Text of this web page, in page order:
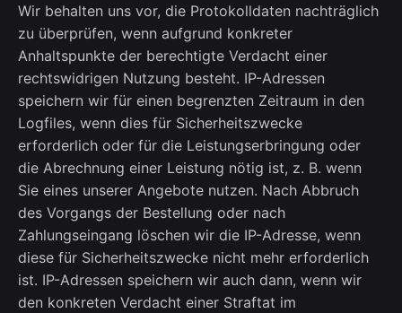
Wir behalten uns vor, die Protokolldaten nachträglich
zu überprüfen, wenn aufgrund konkreter
Anhaltspunkte der berechtigte Verdacht einer
rechtswidrigen Nutzung besteht. IP-Adressen
speichern wir für einen begrenzten Zeitraum in den
Logfiles, wenn dies für Sicherheitszwecke
erforderlich oder für die Leistungserbringung oder
die Abrechnung einer Leistung nötig ist, z. B. wenn
Sie eines unserer Angebote nutzen. Nach Abbruch
des Vorgangs der Bestellung oder nach
Zahlungseingang löschen wir die IP-Adresse, wenn
diese für Sicherheitszwecke nicht mehr erforderlich
ist. IP-Adressen speichern wir auch dann, wenn wir
den konkreten Verdacht einer Straftat im